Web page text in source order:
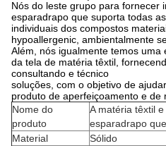
Nós do leste grupo para fornecer
esparadrapo que suporta todas
individuais dos compostos
hypoallergenic, ambientalmente
Além, nós igualmente temos
da tela de matéria têxtil,
consultando e técnico
soluções, com o objetivo de
produto de aperfeiçoamento e de
Nome do
produto
A matéria têxtil
esparadrapo
Material
Sólido